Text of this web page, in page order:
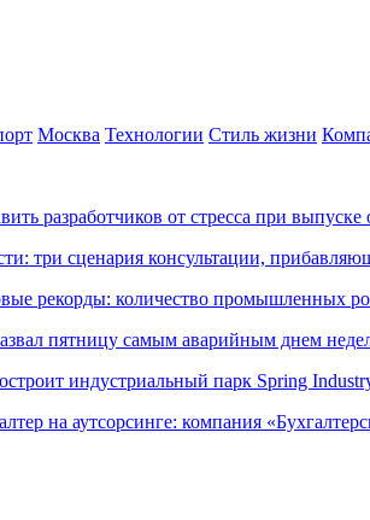
Москва Технологии Стиль жизни
разработчиков от стресса при
три сценария консультации,
рекорды: количество промышленных
пятницу самым аварийным днем
индустриальный парк Spring
на аутсорсинге: компания